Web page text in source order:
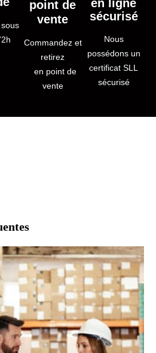
point de
vente
Commandez et
retirez
en point de
vente
en ligne
sécurisé
Nous
possédons un
certificat SLL
sécurisé